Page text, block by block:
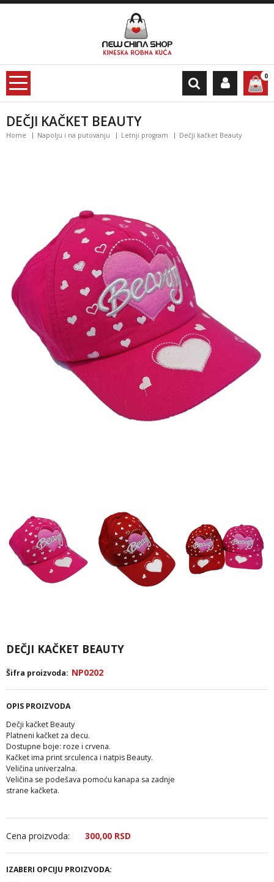
0
DEČJI KAČKET BEAUTY
Home Napolju i na putovanju Letnji program Dečji kačket Beauty
DEČJI KAČKET BEAUTY
Šifra proizvoda: NP0202
OPIS PROIZVODA
Dečji kačket Beauty
Platneni kačket za decu.
Dostupne boje: roze i crvena.
Kačket ima print srculenca i natpis Beauty.
Veličina univerzalna.
Veličina se podešava pomoću kanapa sa zadnje
strane kačketa.
Cena proizvoda: 300,00 RSD
IZABERI OPCIJU PROIZVODA: